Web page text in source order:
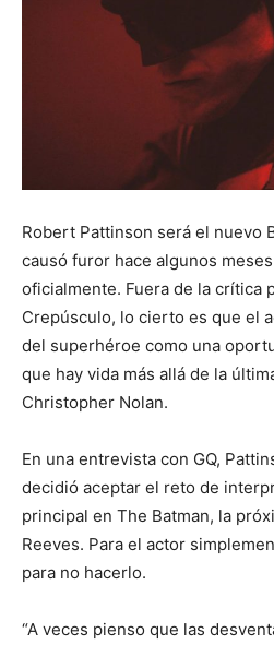
Robert Pattinson será el nuevo
causó furor hace algunos
oficialmente. Fuera de la crítica
Crepúsculo, lo cierto es que el
del superhéroe como una
que hay vida más allá de la
Christopher Nolan.
En una entrevista con GQ,
decidió aceptar el reto de
principal en The Batman, la
Reeves. Para el actor
para no hacerlo.
“A veces pienso que las